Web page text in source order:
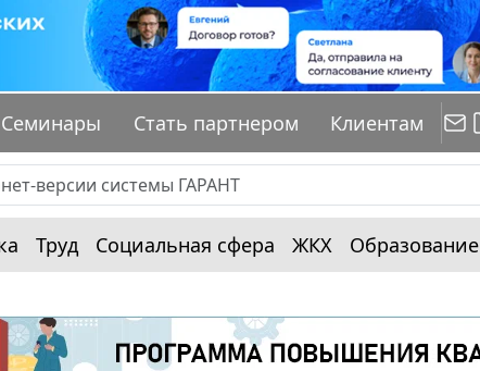
Семинары Стать партнером Клиентам
Труд Социальная сфера ЖКХ Образование